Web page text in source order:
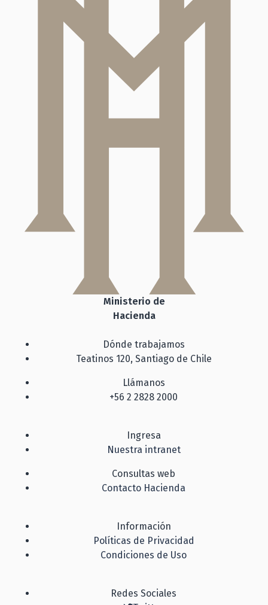
Ministerio de
Hacienda
Dónde trabajamos
Teatinos 120, Santiago de Chile
Llámanos
+56 2 2828 2000
Ingresa
Nuestra intranet
Consultas web
Contacto Hacienda
Información
Políticas de Privacidad
Condiciones de Uso
Redes Sociales